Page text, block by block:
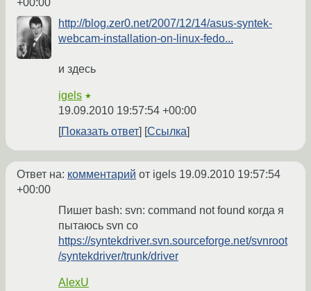
+00:00
http://blog.zer0.net/2007/12/14/asus-syntek-
webcam-installation-on-linux-fedo...
и здесь
igels ★
19.09.2010 19:57:54 +00:00
Показать ответ
Ссылка
Ответ на: комментарий от igels 19.09.2010 19:57:54
+00:00
Пишет bash: svn: command not found когда я
пытаюсь svn co
https://syntekdriver.svn.sourceforge.net/svnroot
/syntekdriver/trunk/driver
AlexU